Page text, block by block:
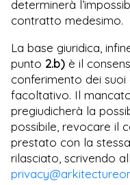
determinerà
contratto medesimo.
La base giuridica,
punto 2.b) è il
conferimento dei
facoltativo. Il
pregiudicherà la
possibile, revocare il
prestato con la
rilasciato, scrivendo